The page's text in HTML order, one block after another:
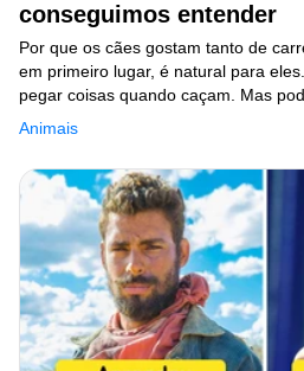
conseguimos entender
Animais
Por que os cães gostam tanto de
em primeiro lugar, é natural para
pegar coisas quando caçam. Mas
apenas brincar e você tenha
claro disso é se ele deixar o graveto
e começar a olhar para você.Os
e a textura dos gravetos, por isso
até ajuda a manter suas gengivas e
a dor! Ao voltar para casa depois de
se deitar depois de um tempo e
é completamente normal porque,
se escovar com tanta frequência
tentam se manter limpos,